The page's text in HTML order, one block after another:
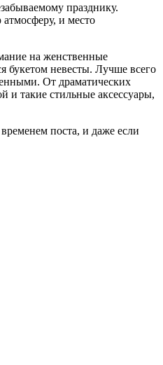
празднику.
и место
на женственные
букетом невесты. Лучше всего
От драматических
и такие стильные аксессуары,
поста, и даже если